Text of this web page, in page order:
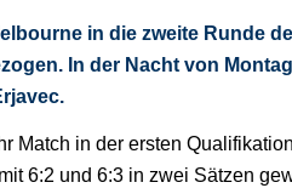
in die zweite Runde
In der Nacht von
Match in der ersten
6:2 und 6:3 in zwei Sätzen